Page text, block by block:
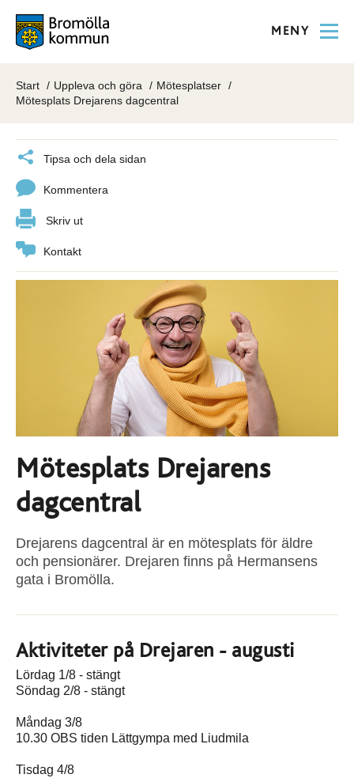
MENY
Start Uppleva och göra
Mötesplatser
Mötesplats Drejarens dagcentral
Tipsa och dela sidan
Kommentera
Skriv ut
Kontakt
Mötesplats Drejarens
dagcentral
Drejarens dagcentral är en mötesplats för äldre
och pensionärer. Drejaren finns på Hermansens
gata i Bromölla.
Aktiviteter på Drejaren - augusti
Lördag 1/8 - stängt
Söndag 2/8 - stängt
Måndag 3/8
10.30 OBS tiden Lättgympa med Liudmila
Tisdag 4/8